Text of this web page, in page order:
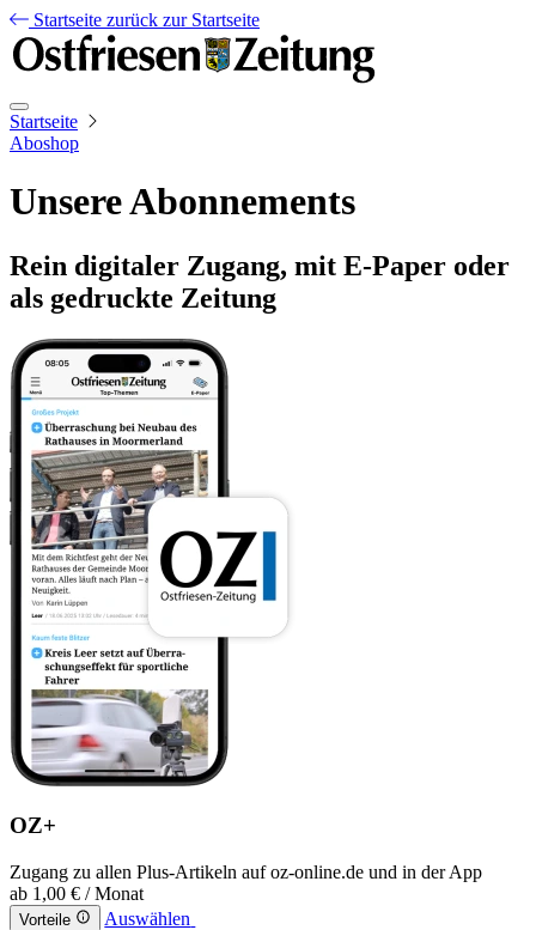
Startseite zurück zur Startseite
Startseite
Aboshop
Unsere Abonnements
Rein digitaler Zugang, mit E-Paper oder
als gedruckte Zeitung
OZ+
Zugang zu allen Plus-Artikeln auf oz-online.de und in der App
ab 1,00 € / Monat
Vorteile Auswählen